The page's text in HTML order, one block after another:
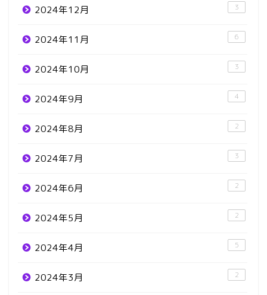
2024年12月 3
2024年11月 6
2024年10月 3
2024年9月 4
2024年8月 2
2024年7月 3
2024年6月 2
2024年5月 2
2024年4月 5
2024年3月 2